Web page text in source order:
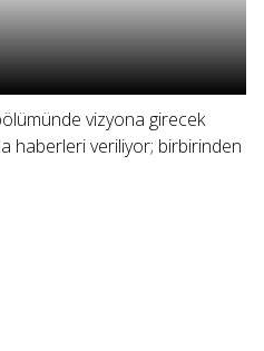
vizyona girecek
haberleri veriliyor; birbirinden